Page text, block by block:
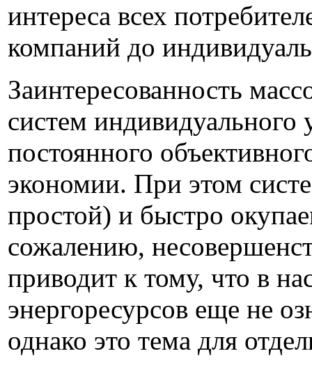
интереса всех
компаний до
Заинтересованность
систем
постоянного
экономии. При этом
простой) и быстро
сожалению,
приводит к тому, что в
энергоресурсов еще не
однако это тема для